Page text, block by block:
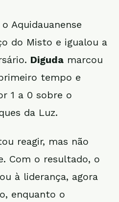
Aquidauanense
do Misto e igualou a
Diguda marcou
tempo e
1 a 0 sobre o
da Luz.
reagir, mas não
Com o resultado, o
à liderança, agora
enquanto o